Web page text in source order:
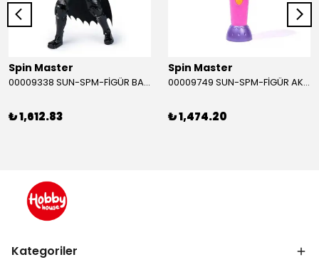
Spin Master
00009338 SUN-SPM-FİGÜR BATMAN NİNJA STRIKE 30 CM. EXC.
₺ 1,612.83
Spin Master
00009749 SUN-SPM-FİGÜR AKS. DORA MİKROFON YAĞMUR ORMANI RİTMİ (DORA) SESLİ
₺ 1,474.20
Kategoriler